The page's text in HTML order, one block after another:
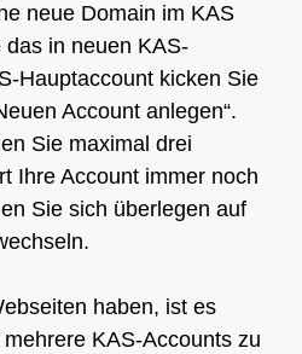
neue Domain im KAS
in neuen KAS-
Hauptaccount kicken Sie
Account anlegen“.
Sie maximal drei
Ihre Account immer noch
Sie sich überlegen auf
haben, ist es
KAS-Accounts zu